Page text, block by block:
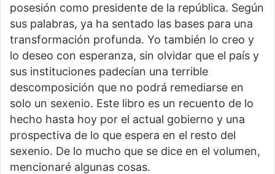
posesión como presidente de la república. Según
sus palabras, ya ha sentado las bases para una
transformación profunda. Yo también lo creo y
lo deseo con esperanza, sin olvidar que el país y
sus instituciones padecían una terrible
descomposición que no podrá remediarse en
solo un sexenio. Este libro es un recuento de lo
hecho hasta hoy por el actual gobierno y una
prospectiva de lo que espera en el resto del
sexenio. De lo mucho que se dice en el volumen,
mencionaré algunas cosas.